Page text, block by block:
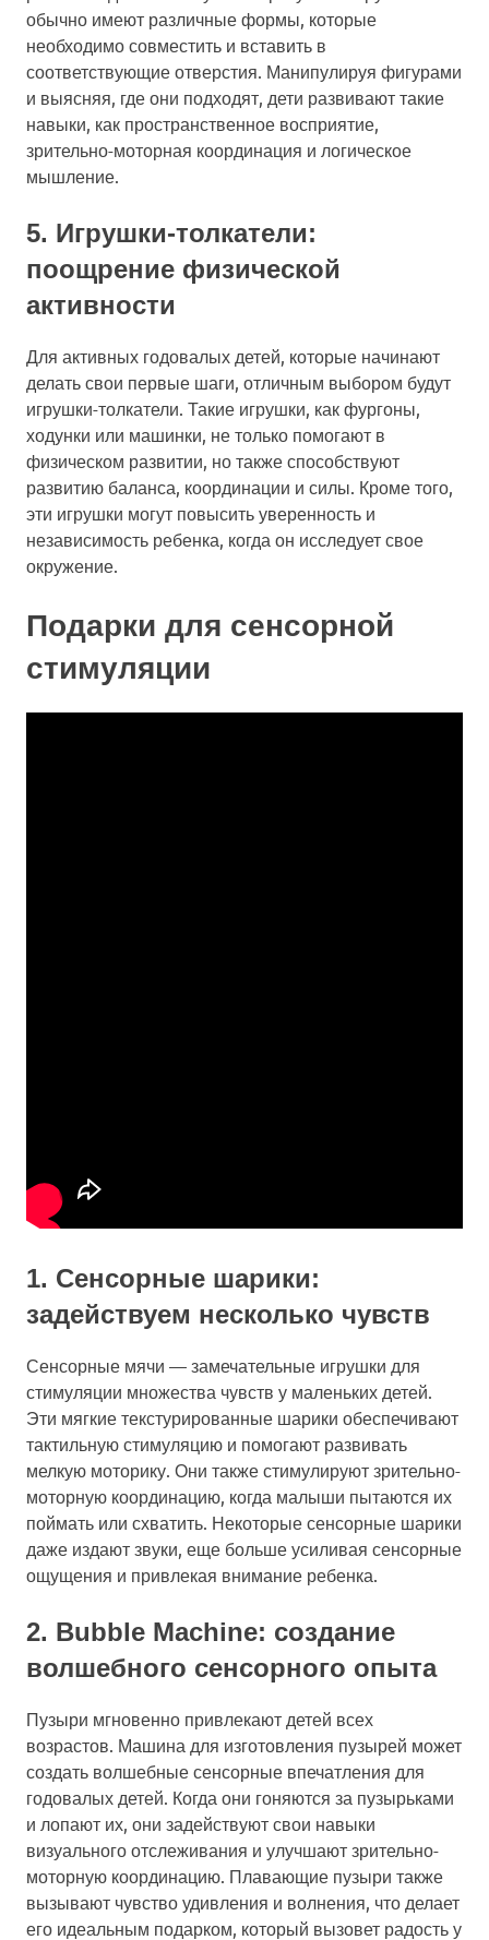
обычно имеют различные формы, которые
необходимо совместить и вставить в
соответствующие отверстия. Манипулируя фигурами
и выясняя, где они подходят, дети развивают такие
навыки, как пространственное восприятие,
зрительно-моторная координация и логическое
мышление.
5. Игрушки-толкатели:
поощрение физической
активности
Для активных годовалых детей, которые начинают
делать свои первые шаги, отличным выбором будут
игрушки-толкатели. Такие игрушки, как фургоны,
ходунки или машинки, не только помогают в
физическом развитии, но также способствуют
развитию баланса, координации и силы. Кроме того,
эти игрушки могут повысить уверенность и
независимость ребенка, когда он исследует свое
окружение.
Подарки для сенсорной
стимуляции
1. Сенсорные шарики:
задействуем несколько чувств
Сенсорные мячи — замечательные игрушки для
стимуляции множества чувств у маленьких детей.
Эти мягкие текстурированные шарики обеспечивают
тактильную стимуляцию и помогают развивать
мелкую моторику. Они также стимулируют зрительно-
моторную координацию, когда малыши пытаются их
поймать или схватить. Некоторые сенсорные шарики
даже издают звуки, еще больше усиливая сенсорные
ощущения и привлекая внимание ребенка.
2. Bubble Machine: создание
волшебного сенсорного опыта
Пузыри мгновенно привлекают детей всех
возрастов. Машина для изготовления пузырей может
создать волшебные сенсорные впечатления для
годовалых детей. Когда они гоняются за пузырьками
и лопают их, они задействуют свои навыки
визуального отслеживания и улучшают зрительно-
моторную координацию. Плавающие пузыри также
вызывают чувство удивления и волнения, что делает
его идеальным подарком, который вызовет радость у